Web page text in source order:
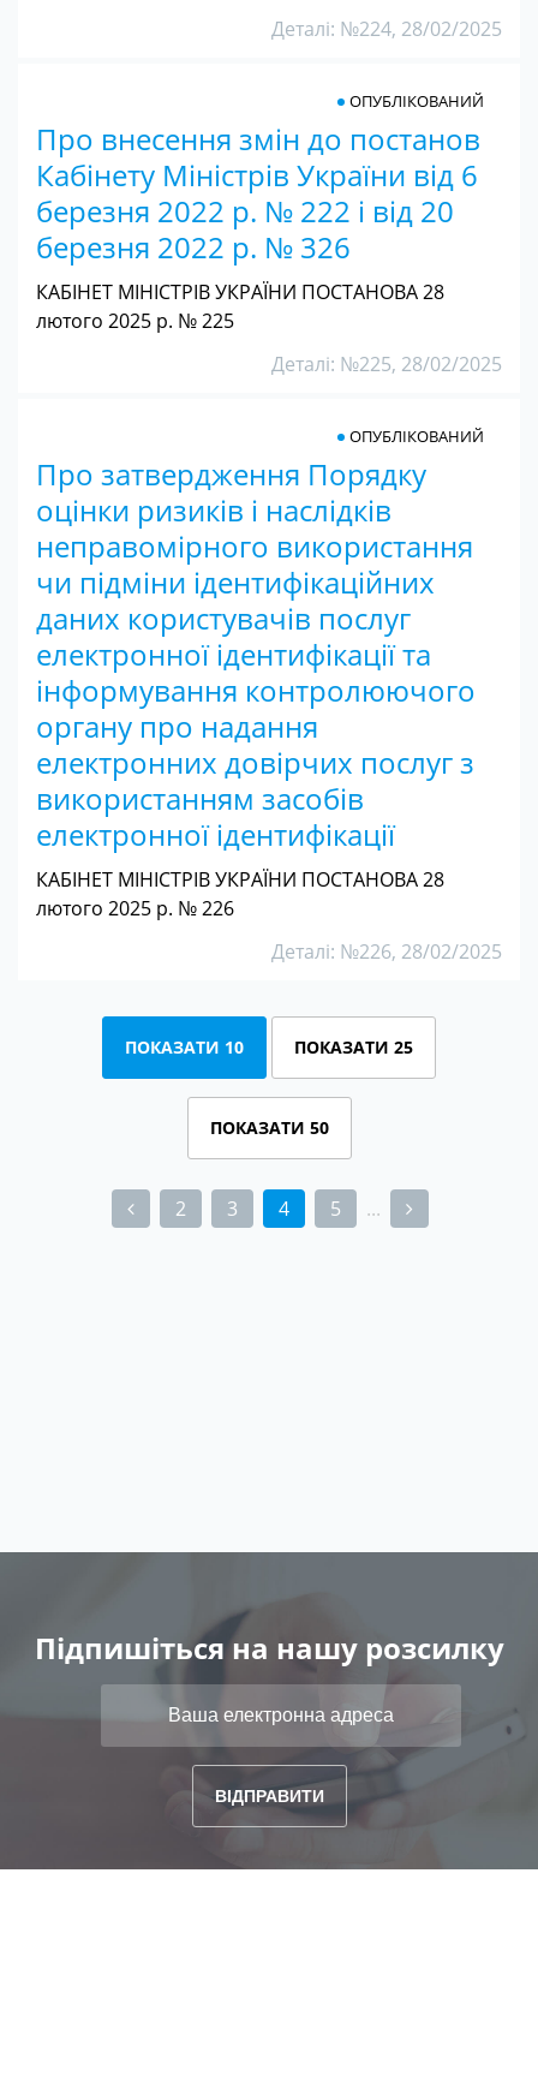
Деталі: №224, 28/02/2025
Про внесення змін до постанов
Кабінету Міністрів України від 6
березня 2022 р. № 222 і від 20
березня 2022 р. № 326
ОПУБЛІКОВАНИЙ
КАБІНЕТ МІНІСТРІВ УКРАЇНИ ПОСТАНОВА 28
лютого 2025 р. № 225
Деталі: №225, 28/02/2025
Про затвердження Порядку
оцінки ризиків і наслідків
неправомірного використання
чи підміни ідентифікаційних
даних користувачів послуг
електронної ідентифікації та
інформування контролюючого
органу про надання
електронних довірчих послуг з
використанням засобів
електронної ідентифікації
ОПУБЛІКОВАНИЙ
КАБІНЕТ МІНІСТРІВ УКРАЇНИ ПОСТАНОВА 28
лютого 2025 р. № 226
Деталі: №226, 28/02/2025
ПОКАЗАТИ 10 ПОКАЗАТИ 25
ПОКАЗАТИ 50
2 3
4
5 ...
Підпишіться на нашу розсилку